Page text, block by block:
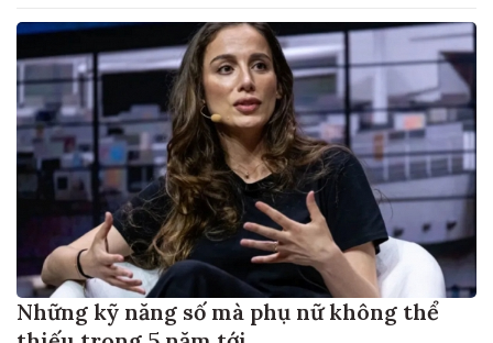
Những kỹ năng số mà phụ nữ không thể